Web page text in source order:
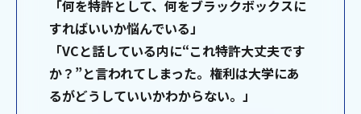
「何を特許として、何をブラックボックスに
すればいいか悩んでいる」
「VCと話している内に“これ特許大丈夫です
か？”と言われてしまった。権利は大学にあ
るがどうしていいかわからない。」